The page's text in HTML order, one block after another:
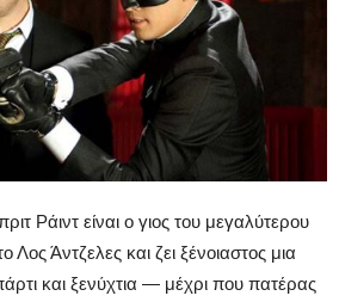
Ράιντ είναι ο γιος του μεγαλύτερου
Άντζελες και ζει ξένοιαστος μια
και ξενύχτια — μέχρι που πατέρας